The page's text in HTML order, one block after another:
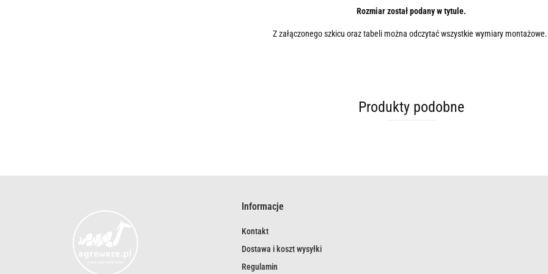
Rozmiar został podany w tytule.
Z załączonego szkicu oraz tabeli można odczytać wszystkie wymiary
Produkty podobne
Informacje
Kontakt
Dostawa i koszt wysyłki
Regulamin